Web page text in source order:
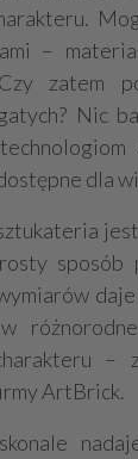
–
zatem
Nic
dla
sposób
–
ArtBrick.